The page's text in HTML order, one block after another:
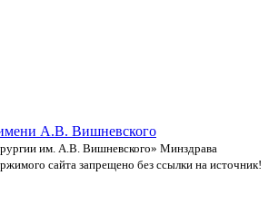
им. А.В. Вишневского» Минздрава
сайта запрещено без ссылки на источник!